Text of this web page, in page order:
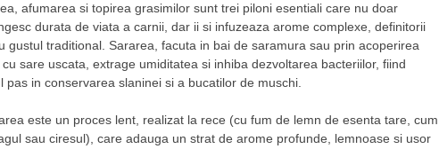
afumarea si topirea grasimilor sunt trei piloni esentiali care nu doar
durata de viata a carnii, dar ii si infuzeaza arome complexe, definitorii
gustul traditional. Sararea, facuta in bai de saramura sau prin acoperirea
sare uscata, extrage umiditatea si inhiba dezvoltarea bacteriilor, fiind
pas in conservarea slaninei si a bucatilor de muschi.
este un proces lent, realizat la rece (cu fum de lemn de esenta tare, cum
sau ciresul), care adauga un strat de arome profunde, lemnoase si usor